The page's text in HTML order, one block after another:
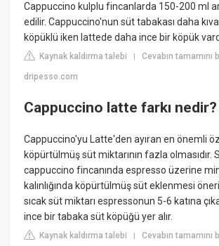
Cappuccino kulplu fincanlarda 150-200 ml
edilir. Cappuccino'nun süt tabakası daha
köpüklü iken lattede daha ince bir köpük
Kaynak kaldırma talebi |Cevabın tamamını
dripesso.com
Cappuccino latte farkı nedir?
Cappuccino'yu Latte'den ayıran en önemli
köpürtülmüş süt miktarının fazla olmasıdır.
cappuccino fincanında espresso üzerine
kalınlığında köpürtülmüş süt eklenmesi
sıcak süt miktarı espressonun 5-6 katına
ince bir tabaka süt köpüğü yer alır.
Kaynak kaldırma talebi |Cevabın tamamını